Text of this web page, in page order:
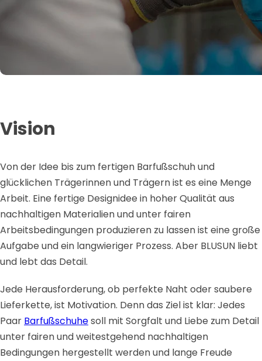
Vision
Von der Idee bis zum fertigen Barfußschuh und
glücklichen Trägerinnen und Trägern ist es eine Menge
Arbeit. Eine fertige Designidee in hoher Qualität aus
nachhaltigen Materialien und unter fairen
Arbeitsbedingungen produzieren zu lassen ist eine große
Aufgabe und ein langwieriger Prozess. Aber BLUSUN liebt
und lebt das Detail.
Jede Herausforderung, ob perfekte Naht oder saubere
Lieferkette, ist Motivation. Denn das Ziel ist klar: Jedes
Paar Barfußschuhesoll mit Sorgfalt und Liebe zum Detail
unter fairen und weitestgehend nachhaltigen
Bedingungen hergestellt werden und lange Freude